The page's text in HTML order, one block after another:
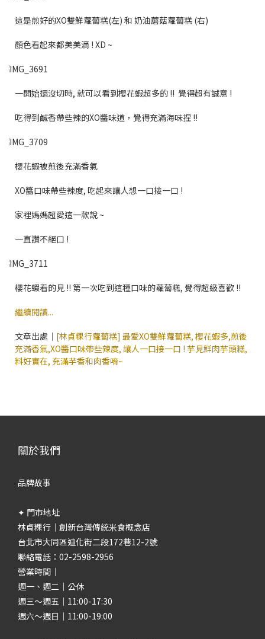
這是煎好的XO雙鮮蘿蔔糕(左) 和 奶油蘑菇蘿蔔糕 (右)
顏色看起來都美美滴 ! XD ~
一開始還沒切時, 就可以看到櫻花蝦超多的 !! 覺得超有誠意 !
吃得到鹹香帶些辣的XO醬味道，覺得充滿海味捏 !!
櫻花蝦被煎後充滿香氣
XO醬口味帶些辣度, 吃起來讓人想一口接一口 !
家裡媽媽超愛這一款說 ~
一直讚不絕口 !
櫻花蝦看的見 !! 第一次吃到這種口味的蘿蔔糕, 覺得超級喜歡 !!
繼續閱讀...
文章出處｜ [林貞粿行蘿蔔糕] 最愛XO雙鮮蘿蔔糕, 櫻花蝦多,煎後
充滿香氣,XO醬口味帶些辣度, 讓人一口接一口 ! 芋見鮮肉芋頭糕,
料好實在, 充滿芋香和肉香唷~
關於我們
品牌故事
✦ 門市地址
林貞粿行｜創新台灣傳統米食概念店
台北市大同區迪化街二段172巷12-2號
聯絡電話：02-2598-2956
營業時間｜
週一、週二｜公休
週三～週五｜11:00-17:30
週六～週日｜11:00-19:00